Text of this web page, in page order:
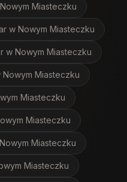
Miasteczku
w Nowym Miasteczku
w Nowym Miasteczku
Nowym Miasteczku
Miasteczku
Miasteczku
Miasteczku
Miasteczku